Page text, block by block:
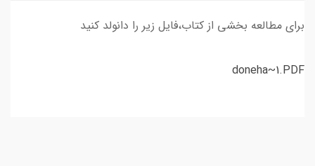
برای مطالعه بخشی از کتاب،فایل زیر را دانولد کنید
doneha~1.PDF